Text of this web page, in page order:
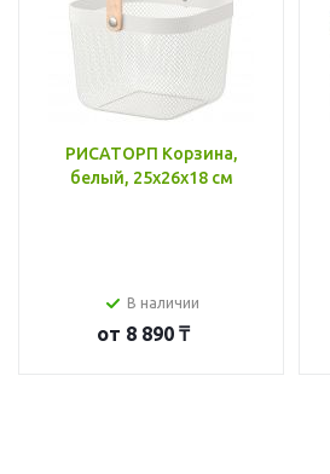
РИСАТОРП Корзина,
белый, 25x26x18 см
В наличии
от 8 890 ₸